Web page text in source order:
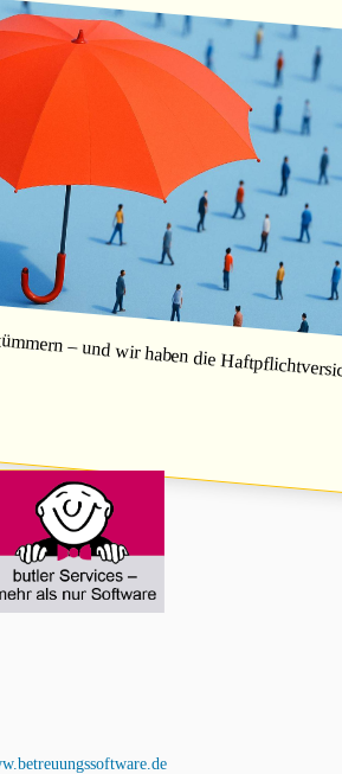
– und wir haben die